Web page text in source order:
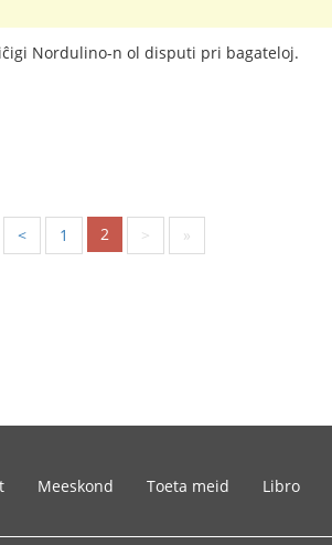
Nordulino-n ol disputi pri bagateloj.
< 1 2 > »
Meeskond Toeta meid Libro